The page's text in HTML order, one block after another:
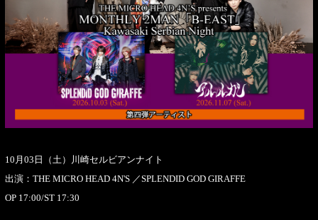
10月03日（土）川崎セルビアンナイト
出演：THE MICRO HEAD 4N'S ／SPLENDID GOD GIRAFFE
OP 17:00/ST 17:30